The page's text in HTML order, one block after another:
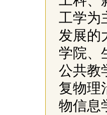
工学为
发展的
学院、
公共教
复物理
物信息